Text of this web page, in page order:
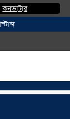
কনভাটার